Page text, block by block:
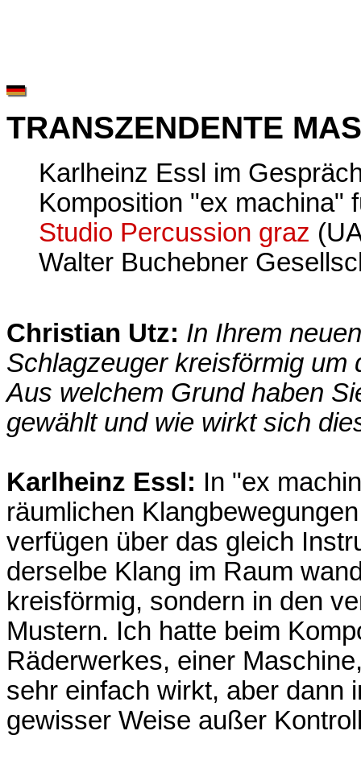
TRANSZENDENTE
Karlheinz Essl im
Komposition "ex machina"
Studio Percussion graz
Walter Buchebner
Christian Utz: In Ihrem
Schlagzeuger kreisförmig um
Aus welchem Grund haben
gewählt und wie wirkt sich
Karlheinz Essl: In "ex
räumlichen
verfügen über das gleich
derselbe Klang im Raum
kreisförmig, sondern in den
Mustern. Ich hatte beim
Räderwerkes, einer
sehr einfach wirkt, aber dann
gewisser Weise außer